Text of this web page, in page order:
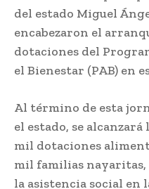
del estado Miguel
encabezaron el
dotaciones del
el Bienestar (PAB) en
Al término de esta
el estado, se
mil dotaciones
mil familias
la asistencia social en